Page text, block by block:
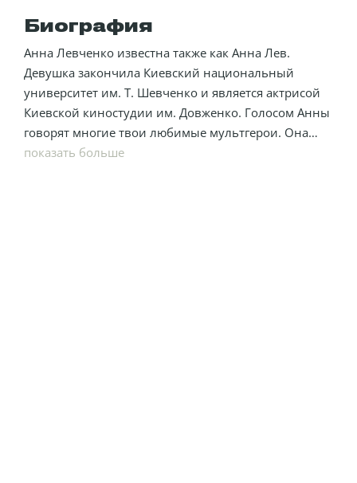
Биография
Анна Левченко известна также как Анна Лев.
Девушка закончила Киевский национальный
университет им. Т. Шевченко и является актрисой
Киевской киностудии им. Довженко. Голосом Анны
говорят многие твои любимые мультгерои. Она
озвучивала различных персонажей из
показать больше